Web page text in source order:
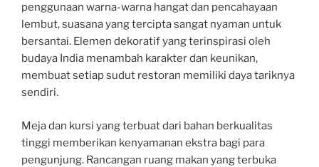
penggunaan warna-warna hangat dan pencahayaan
lembut, suasana yang tercipta sangat nyaman untuk
bersantai. Elemen dekoratif yang terinspirasi oleh
budaya India menambah karakter dan keunikan,
membuat setiap sudut restoran memiliki daya tariknya
sendiri.
Meja dan kursi yang terbuat dari bahan berkualitas
tinggi memberikan kenyamanan ekstra bagi para
pengunjung. Rancangan ruang makan yang terbuka